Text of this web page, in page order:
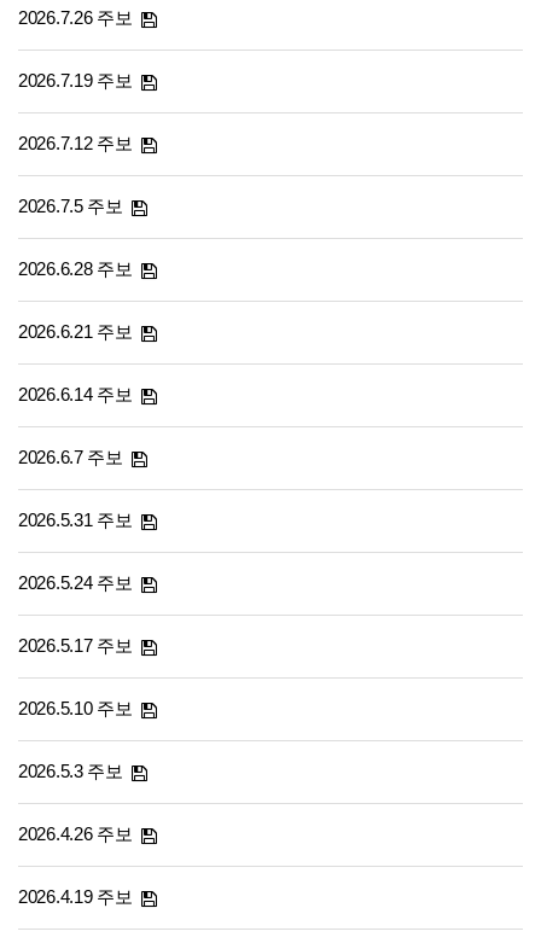
2026.7.26 주보
2026.7.19 주보
2026.7.12 주보
2026.7.5 주보
2026.6.28 주보
2026.6.21 주보
2026.6.14 주보
2026.6.7 주보
2026.5.31 주보
2026.5.24 주보
2026.5.17 주보
2026.5.10 주보
2026.5.3 주보
2026.4.26 주보
2026.4.19 주보